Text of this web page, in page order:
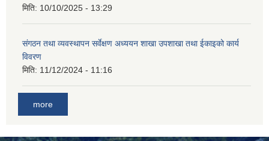
मिति: 10/10/2025 - 13:29
संगठन तथा व्यवस्थापन सर्वेक्षण अध्ययन शाखा उपशाखा तथा ईकाइको कार्य
विवरण
मिति: 11/12/2024 - 11:16
more